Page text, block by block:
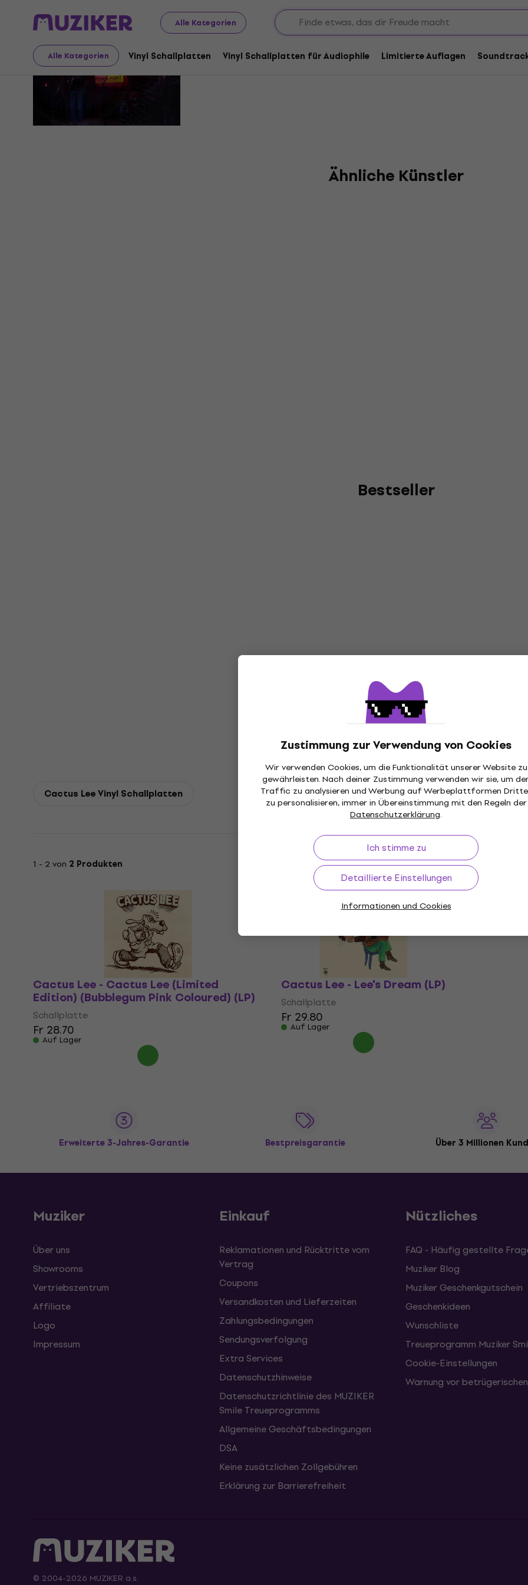
Alle Kategorien
Alle Kategorien Vinyl Schallplatten Vinyl Schallplatten für Audiophile Limitierte Auflagen
Zustimmung zur Verwendung von Cookies
Wir verwenden Cookies, um die Funktionalität unserer Website zu
gewährleisten. Nach deiner Zustimmung verwenden wir sie, um
Traffic zu analysieren und Werbung auf Werbeplattformen
zu personalisieren, immer in Übereinstimmung mit den Regeln der
Datenschutzerklärung.
Ich stimme zu
Detaillierte Einstellungen
Informationen und Cookies
Cactus Lee
Ähnliche Künstler
Bestseller
Cactus Lee Vinyl Schallplatten
1 - 2 von 2 Produkten
Cactus Lee - Cactus Lee (Limited
Edition) (Bubblegum Pink Coloured) (LP)
Schallplatte
Fr 28.70
Auf Lager
Cactus Lee - Lee's Dream (LP)
Schallplatte
Fr 29.80
Auf Lager
Erweiterte 3-Jahres-Garantie Bestpreisgarantie Über 3 Millionen
Muziker
Über uns
Showrooms
Vertriebszentrum
Affiliate
Logo
Impressum
Einkauf
Reklamationen und Rücktritte vom
Vertrag
Coupons
Versandkosten und Lieferzeiten
Zahlungsbedingungen
Sendungsverfolgung
Extra Services
Datenschutzhinweise
Datenschutzrichtlinie des MUZIKER
Smile Treueprogramms
Allgemeine Geschäftsbedingungen
DSA
Keine zusätzlichen Zollgebühren
Erklärung zur Barrierefreiheit
Nützliches
FAQ - Häufig gestellte
Muziker Blog
Muziker Geschenkgutschein
Geschenkideen
Wunschliste
Treueprogramm Muziker
Cookie-Einstellungen
Warnung vor
© 2004-2026 MUZIKER a.s.